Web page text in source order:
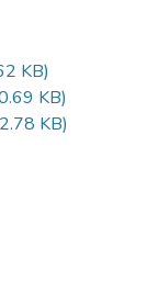
KB)
KB)
KB)